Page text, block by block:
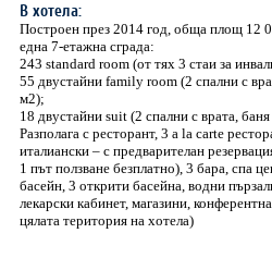
В хотела:
Построен през 2014 год, обща площ 12
една 7-етажна сграда:
243 standard room (от тях 3 стаи за
55 двустайни family room (2 спални с
м2);
18 двустайни suit (2 спални с врата,
Разполага с ресторант, 3 a la carte
италиански – с предварителан
1 път ползване безплатно), 3 бара, спа
басейн, 3 открити басейна, водни
лекарски кабинет, магазини,
цялата територия на хотела)